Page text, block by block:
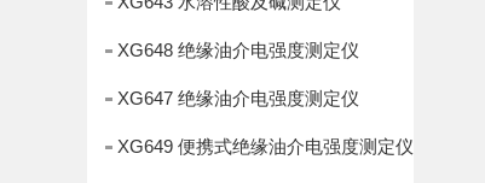
XG648 绝缘油介电强度测定仪
XG647 绝缘油介电强度测定仪
XG649 便携式绝缘油介电强度测定仪